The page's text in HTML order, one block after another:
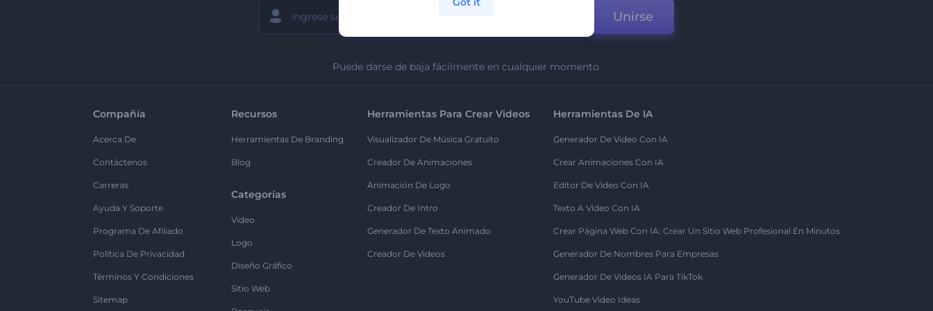
Unirse
Puede darse de baja fácilmente en cualquier momento.
Compañía
Acerca De
Contáctenos
Carreras
Ayuda Y Soporte
Programa De Afiliado
Política De Privacidad
Términos Y Condiciones
Sitemap
Recursos
Herramientas De Branding
Blog
Categorías
Vídeo
Logo
Diseño Gráfico
Sitio Web
Herramientas Para Crear Videos
Visualizador De Música Gratuito
Creador De Animaciones
Animación De Logo
Creador De Intro
Generador De Texto Animado
Creador De Videos
Herramientas De IA
Generador De Video Con IA
Crear Animaciones Con IA
Editor De Video Con IA
Texto A Video Con IA
Crear Página Web Con IA: Crear Un Sitio Web Profesional En Minutos
Generador De Nombres Para Empresas
Generador De Videos IA Para TikTok
YouTube Video Ideas